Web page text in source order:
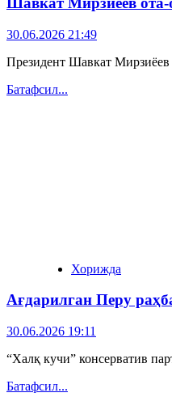
30.06.2026 21:49
Президент Шавкат Мирзиёев
Батафсил...
Хорижда
Ағдарилган Перу
30.06.2026 19:11
“Халқ кучи” консерватив
Батафсил...